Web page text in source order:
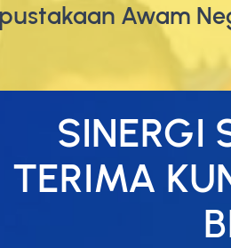
Awam
SINERGI
TERIMA